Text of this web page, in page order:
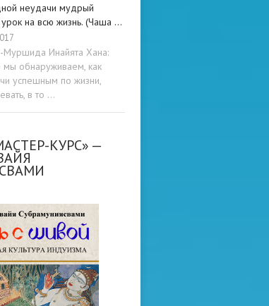
неудачи мудрый
урок на всю жизнь. (Чаша …
Инайята Хана:
мы обнаруживаем, как
успешным по жизни,
в то …
КУРС» —